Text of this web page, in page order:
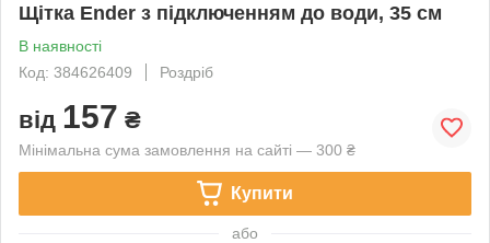
Щітка Ender з підключенням до води, 35 см
В наявності
Код: 384626409
Роздріб
від 157 ₴
Мінімальна сума замовлення на сайті — 300 ₴
Купити
або